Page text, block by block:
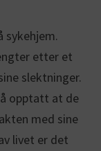
sykehjem.
etter et
slektninger.
opptatt at de
med sine
livet er det